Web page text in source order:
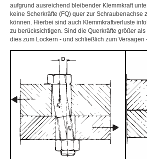
aufgrund ausreichend bleibender Klemmkraft
keine Scherkräfte (FQ) quer zur Schraubenachse
können. Hierbei sind auch Klemmkraftverluste
zu berücksichtigen. Sind die Querkräfte größer
dies zum Lockern - und schließlich zum Versagen